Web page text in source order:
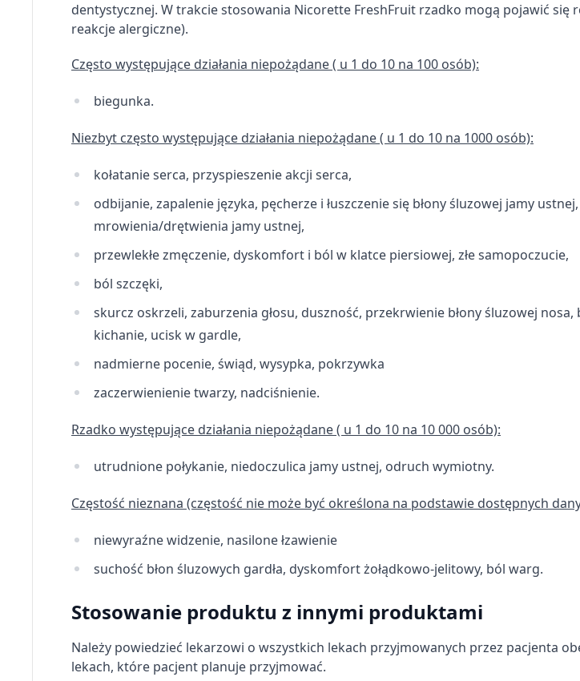
dentystycznej. W trakcie stosowania Nicorette FreshFruit rzadko mogą pojawić się
reakcje alergiczne).
Często występujące działania niepożądane ( u 1 do 10 na 100 osób):
biegunka.
Niezbyt często występujące działania niepożądane ( u 1 do 10 na 1000 osób):
kołatanie serca, przyspieszenie akcji serca,
odbijanie, zapalenie języka, pęcherze i łuszczenie się błony śluzowej jamy
mrowienia/drętwienia jamy ustnej,
przewlekłe zmęczenie, dyskomfort i ból w klatce piersiowej, złe samopoczucie,
ból szczęki,
skurcz oskrzeli, zaburzenia głosu, duszność, przekrwienie błony śluzowej nosa,
kichanie, ucisk w gardle,
nadmierne pocenie, świąd, wysypka, pokrzywka
zaczerwienienie twarzy, nadciśnienie.
Rzadko występujące działania niepożądane ( u 1 do 10 na 10 000 osób):
utrudnione połykanie, niedoczulica jamy ustnej, odruch wymiotny.
Częstość nieznana (częstość nie może być określona na podstawie dostępnych
niewyraźne widzenie, nasilone łzawienie
suchość błon śluzowych gardła, dyskomfort żołądkowo-jelitowy, ból warg.
Stosowanie produktu z innymi produktami
Należy powiedzieć lekarzowi o wszystkich lekach przyjmowanych przez pacjenta
lekach, które pacjent planuje przyjmować.
Rozumienie odbiorców dzięki statystyce lub kombinacji danych z różnych źródeł
Funkcje specjalne IAB:
Użycie dokładnych danych geolokalizacyjnych
Identyfikowanie urządzeń na podstawie aktywnie żądanych informacji
Wydajność (Performance)
Reklama / śledzenie